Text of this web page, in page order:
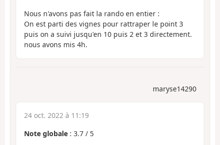
Nous n'avons pas fait la rando en entier :
On est parti des vignes pour rattraper le point 3
puis on a suivi jusqu'en 10 puis 2 et 3 directement.
nous avons mis 4h.
maryse14290
24 oct. 2022 à 11:19
Note globale : 3.7 / 5